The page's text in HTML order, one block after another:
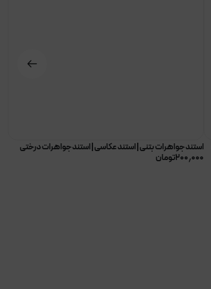
استند جواهرات بتنی | استند عکاسی | استند جواهرات درختی
۲۰۰٫۰۰۰تومان